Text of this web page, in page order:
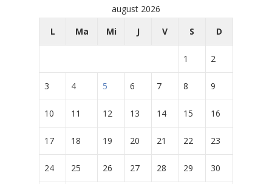
august 2026
L
Ma Mi J V S D
1 2
3 4 5 6 7 8 9
10 11 12 13 14 15 16
17 18 19 20 21 22 23
24 25 26 27 28 29 30